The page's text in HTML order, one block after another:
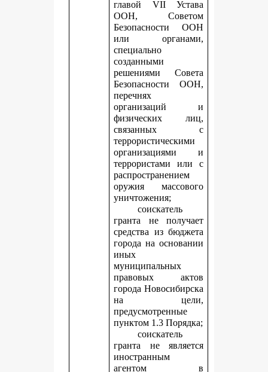
главой VII Устава
ООН, Советом
Безопасности ООН
или органами,
специально
созданными
решениями Совета
Безопасности ООН,
перечнях
организаций и
физических лиц,
связанных с
террористическими
организациями и
террористами или с
распространением
оружия массового
уничтожения;
соискатель
гранта не получает
средства из бюджета
города на основании
иных
муниципальных
правовых актов
города Новосибирска
на цели,
предусмотренные
пунктом 1.3 Порядка;
соискатель
гранта не является
иностранным
агентом в